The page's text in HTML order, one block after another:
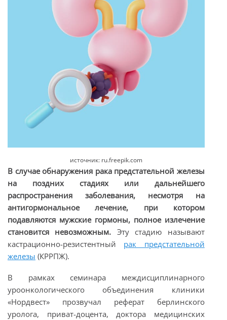
источник: ru.freepik.com
В случае обнаружения рака предстательной железы
на поздних стадиях или дальнейшего
распространения заболевания, несмотря на
антигормональное лечение, при котором
подавляются мужские гормоны, полное излечение
становится невозможным. Эту стадию называют
кастрационно-резистентный рак предстательной
железы (КРРПЖ).
В рамках семинара междисциплинарного
уроонкологического объединения клиники
«Нордвест» прозвучал реферат берлинского
уролога, приват-доцента, доктора медицинских